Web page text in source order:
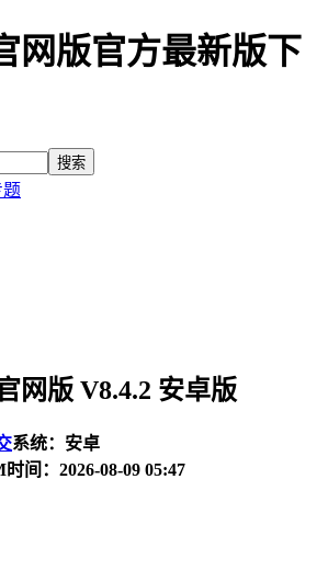
网版官方最新版下
网版 V8.4.2 安卓版
系统：安卓
时间：2026-08-09 05:47